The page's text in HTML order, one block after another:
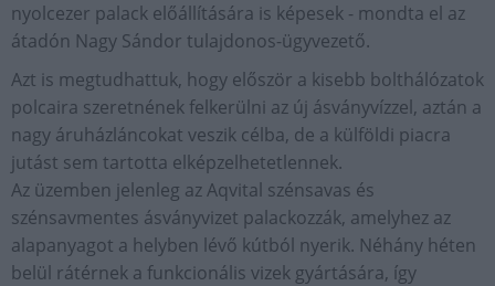
nyolcezer palack előállítására is képesek - mondta el az
átadón Nagy Sándor tulajdonos-ügyvezető.
Azt is megtudhattuk, hogy először a kisebb bolthálózatok
polcaira szeretnének felkerülni az új ásványvízzel, aztán a
nagy áruházláncokat veszik célba, de a külföldi piacra
jutást sem tartotta elképzelhetetlennek.
Az üzemben jelenleg az Aqvital szénsavas és
szénsavmentes ásványvizet palackozzák, amelyhez az
alapanyagot a helyben lévő kútból nyerik. Néhány héten
belül rátérnek a funkcionális vizek gyártására, így